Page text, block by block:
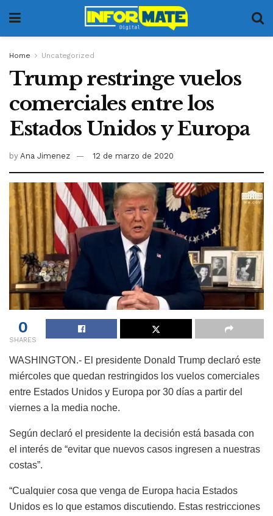
Home Uncategorized
Trump restringe vuelos
comerciales entre los
Estados Unidos y Europa
by Ana Jimenez 12 de marzo de 2020
0
SHARES
WASHINGTON.- El presidente Donald Trump declaró este
miércoles que quedan restringidos los vuelos comerciales
entre Estados Unidos y Europa por 30 días a partir del
viernes a la media noche.
Según declaró el presidente la decisión está basada con
el interés de “evitar que nuevos casos ingresen a nuestras
costas”.
“Cualquier cosa que venga de Europa hacia Estados
Unidos es lo que estamos discutiendo. Estas restricciones